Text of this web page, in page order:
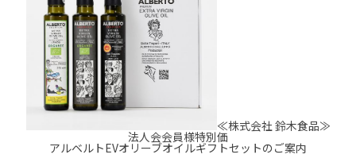
≪株式会社 鈴木食品≫
法人会会員様特別価
アルベルトEVオリーブオイルギフトセットのご案内